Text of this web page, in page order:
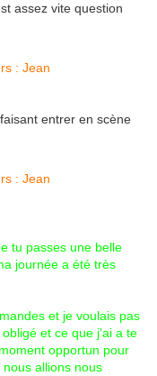
assez vite question
entrer en scène
tu passes une belle
journée a été très
et je voulais pas
et ce que j'ai a te
opportun pour
allions nous